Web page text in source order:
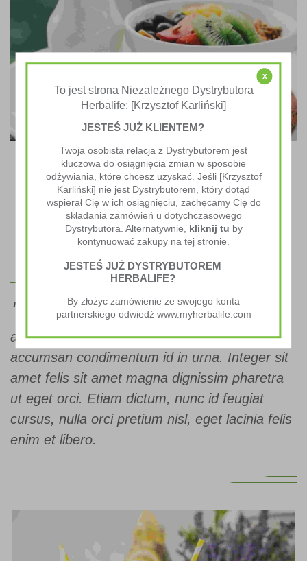
Recipe Idea 2
Lorem ipsum dolor sit amet, consectetur adipiscing elit. Nullam
quis erat ac mauris dignissim dignissim. Morbi dapibus nibh est,
aliquam rhoncus lacus tristique a.
Lorem ipsum dolor sit amet, consectetur
adipiscing elit. Etiam id augue vitae odio
accumsan condimentum id in urna. Integer sit
amet felis sit amet magna dignissim pharetra
ut eget orci. Etiam dictum, nunc id feugiat
cursus, nulla orci pretium nisl, eget lacinia felis
enim et libero.
x
To jest strona Niezależnego Dystrybutora
Herbalife: [Krzysztof Karliński]
JESTEŚ JUŻ KLIENTEM?
Twoja osobista relacja z Dystrybutorem jest
kluczowa do osiągnięcia zmian w sposobie
odżywiania, które chcesz uzyskać. Jeśli [Krzysztof
Karliński] nie jest Dystrybutorem, który dotąd
wspierał Cię w ich osiągnięciu, zachęcamy Cię do
składania zamówień u dotychczasowego
Dystrybutora. Alternatywnie, kliknij tu by
kontynuować zakupy na tej stronie.
JESTEŚ JUŻ DYSTRYBUTOREM
HERBALIFE?
By złożyc zamówienie ze swojego konta
partnerskiego odwiedź www.myherbalife.com